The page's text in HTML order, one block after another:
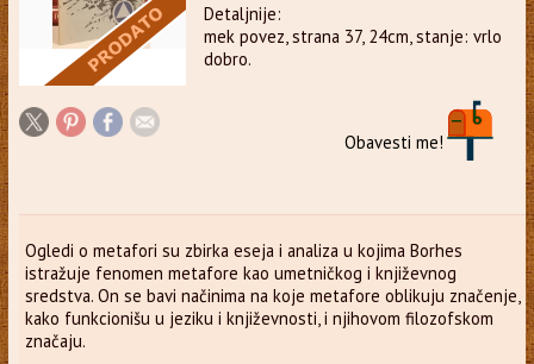
Detaljnije:
mek povez, strana 37, 24cm, stanje: vrlo
dobro.
Obavesti me!
Ogledi o metafori su zbirka eseja i analiza u kojima Borhes
istražuje fenomen metafore kao umetničkog i književnog
sredstva. On se bavi načinima na koje metafore oblikuju značenje,
kako funkcionišu u jeziku i književnosti, i njihovom filozofskom
značaju.